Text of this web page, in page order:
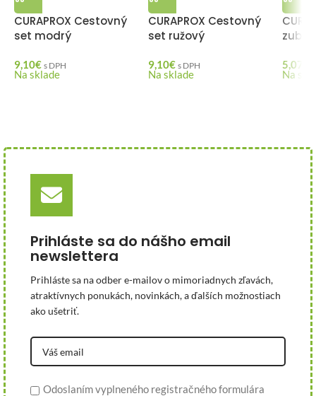
CURAPROX Cestovný
set modrý
9,10€ s DPH
Na sklade
CURAPROX Cestovný
set ružový
9,10€ s DPH
Na sklade
5,07
Na
Prihláste sa do nášho email
newslettera
Prihláste sa na odber e-mailov o mimoriadnych zľavách,
atraktívnych ponukách, novinkách, a ďalších možnostiach
ako ušetriť.
Odoslaním vyplneného registračného formulára